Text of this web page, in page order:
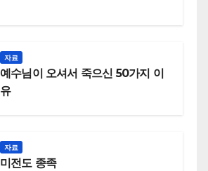
자료
예수님이 오셔서 죽으신 50가지 이
유
자료
미전도 종족